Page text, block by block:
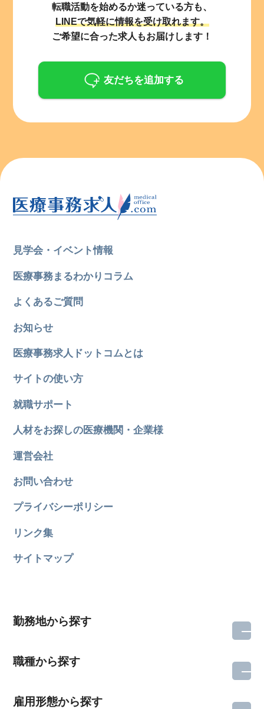
転職活動を始めるか迷っている方も、
LINEで気軽に情報を受け取れます。
ご希望に合った求人もお届けします！
友だちを追加する
見学会・イベント情報
医療事務まるわかりコラム
よくあるご質問
お知らせ
医療事務求人ドットコムとは
サイトの使い方
就職サポート
人材をお探しの医療機関・企業様
運営会社
お問い合わせ
プライバシーポリシー
リンク集
サイトマップ
勤務地から探す
職種から探す
雇用形態から探す